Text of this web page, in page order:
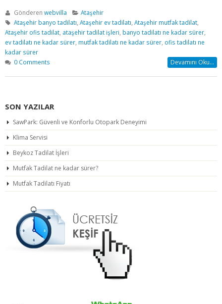
Gönderen webvilla
Ataşehir
Ataşehir banyo tadilatı, Ataşehir ev tadilatı, Ataşehir mutfak tadilat,
Ataşehir ofis tadilat, ataşehir tadilat işleri, banyo tadilatı ne kadar sürer,
ev tadilatı ne kadar sürer, mutfak tadilatı ne kadar sürer, ofis tadilatı ne
kadar sürer
0 Comments
Devamını Oku...
SON YAZILAR
SawPark: Güvenli ve Konforlu Otopark Deneyimi
Klima Servisi
Beykoz Tadilat İşleri
Mutfak Tadilat ne kadar sürer?
Mutfak Tadilatı Fiyatı